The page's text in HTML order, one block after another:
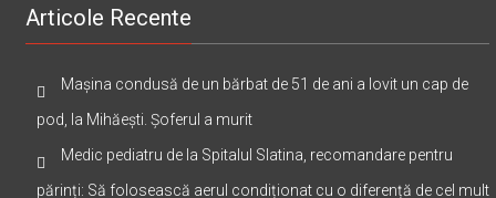
Articole Recente
Mașina condusă de un bărbat de 51 de ani a lovit un cap de
pod, la Mihăești. Șoferul a murit
Medic pediatru de la Spitalul Slatina, recomandare pentru
părinți: Să folosească aerul condiționat cu o diferență de cel mult